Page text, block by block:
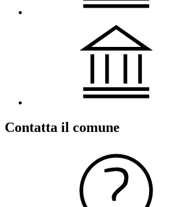
Contatta il comune